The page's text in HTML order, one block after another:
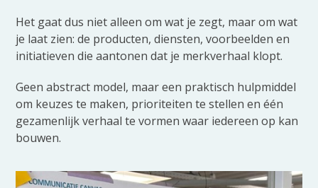
Het gaat dus niet alleen om wat je zegt, maar om wat
je laat zien: de producten, diensten, voorbeelden en
initiatieven die aantonen dat je merkverhaal klopt.
Geen abstract model, maar een praktisch hulpmiddel
om keuzes te maken, prioriteiten te stellen en één
gezamenlijk verhaal te vormen waar iedereen op kan
bouwen.